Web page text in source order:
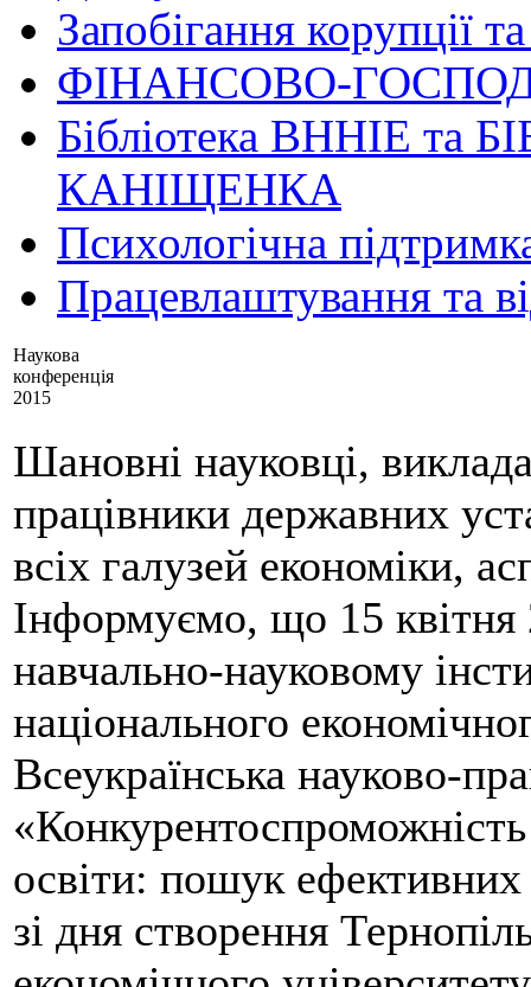
Запобігання корупції
ФІНАНСОВО-
Бібліотека ВННІЕ та
КАНІЩЕНКА
Психологічна
Працевлаштування та
Наукова
конференція
2015
Шановні науковці,
працівники державних
всіх галузей економіки,
Інформуємо, що 15
навчально-науковому
національного
Всеукраїнська науково-
освіти: пошук
зі дня створення